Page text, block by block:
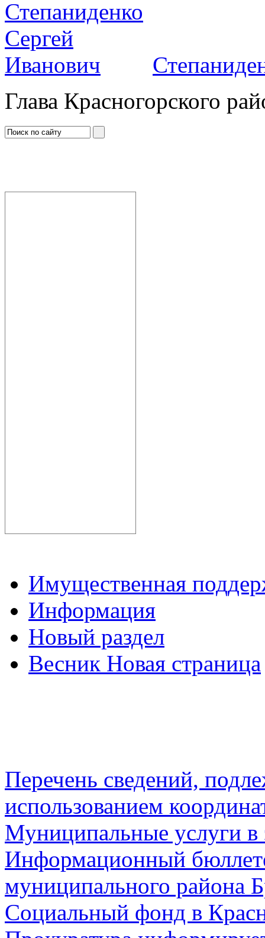
Глава Красногорского
Имущественная
Информация
Новый раздел
Весник Новая страница
Перечень сведений,
использованием
Муниципальные услуги в
Информационный
муниципального района
Социальный фонд в